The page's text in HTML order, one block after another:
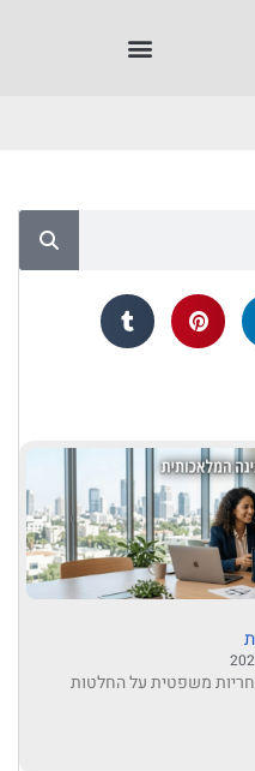
משפטית על החלטות